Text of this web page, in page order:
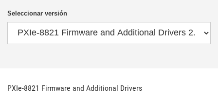
Seleccionar versión
PXIe-8821 Firmware and Additional Drivers